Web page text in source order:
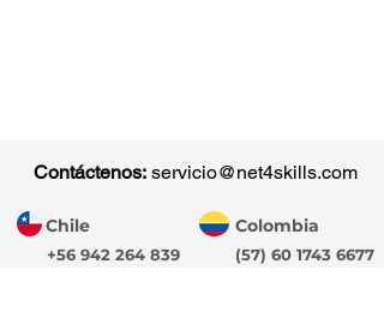
Contáctenos: servicio@net4skills.com
Chile
+56 942 264 839
Colombia
(57) 60 1743 6677